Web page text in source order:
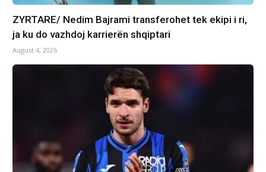
ZYRTARE/ Nedim Bajrami transferohet tek ekipi i ri,
ja ku do vazhdoj karrierën shqiptari
August 4, 2026